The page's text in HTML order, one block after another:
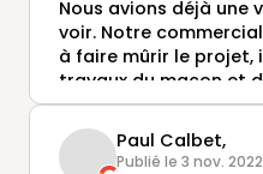
chez Gustave Rideau
réelle écoute, un
chaque étape et un
tarif plus que
Merci !!!!
Nous avions déjà une
voir. Notre
à faire mûrir le projet,
travaux du maçon et
soigné et
Nous
Paul Calbet,
Publié le 3 nov. 2022